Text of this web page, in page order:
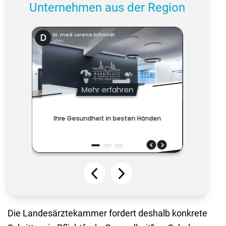
Unternehmen aus der Region
Die Landesärztekammer fordert deshalb konkrete